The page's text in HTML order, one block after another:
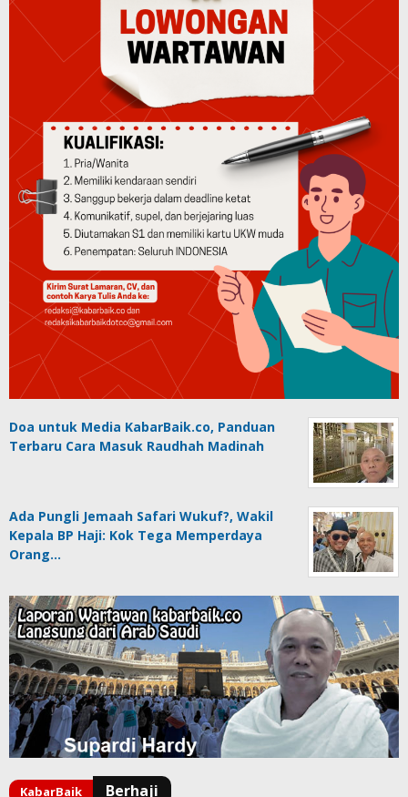
Doa untuk Media KabarBaik.co, Panduan
Terbaru Cara Masuk Raudhah Madinah
Ada Pungli Jemaah Safari Wukuf?, Wakil
Kepala BP Haji: Kok Tega Memperdaya
Orang…